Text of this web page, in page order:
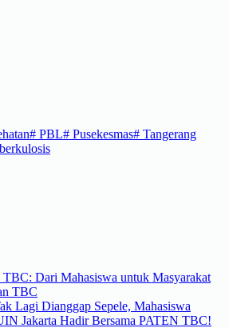
# PBL# Pusekesmas# Tangerang
Dari Mahasiswa untuk Masyarakat
TBC
Lagi Dianggap Sepele, Mahasiswa
Jakarta Hadir Bersama PATEN TBC!